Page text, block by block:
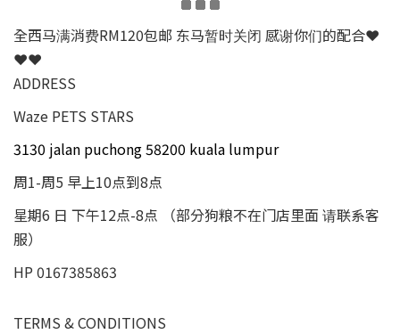
全西马满消费RM120包邮 东马暂时关闭 感谢你们的配合❤
❤❤
ADDRESS
Waze PETS STARS
3130 jalan puchong 58200 kuala lumpur
周1-周5 早上10点到8点
星期6 日 下午12点-8点 （部分狗粮不在门店里面 请联系客
服）
HP 0167385863
TERMS & CONDITIONS